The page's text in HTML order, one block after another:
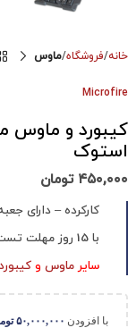
خانه فروشگاه ماوس
Microfire
استوک
۴۵۰,۰۰۰ تومان
کارکرده – دارای
با 15 روز مهلت تست
سایر ماوس و
با افزودن ۵۰,۰۰۰,۰۰۰